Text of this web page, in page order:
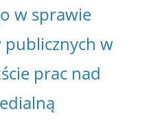
w sprawie
w
prac nad